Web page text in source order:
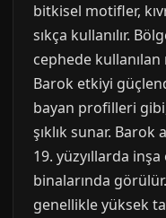
bitkisel motifler,
sıkça kullanılır.
cephede
Barok etkiyi
bayan profilleri
şıklık sunar. Barok
19. yüzyıllarda
binalarında
genellikle yüksek